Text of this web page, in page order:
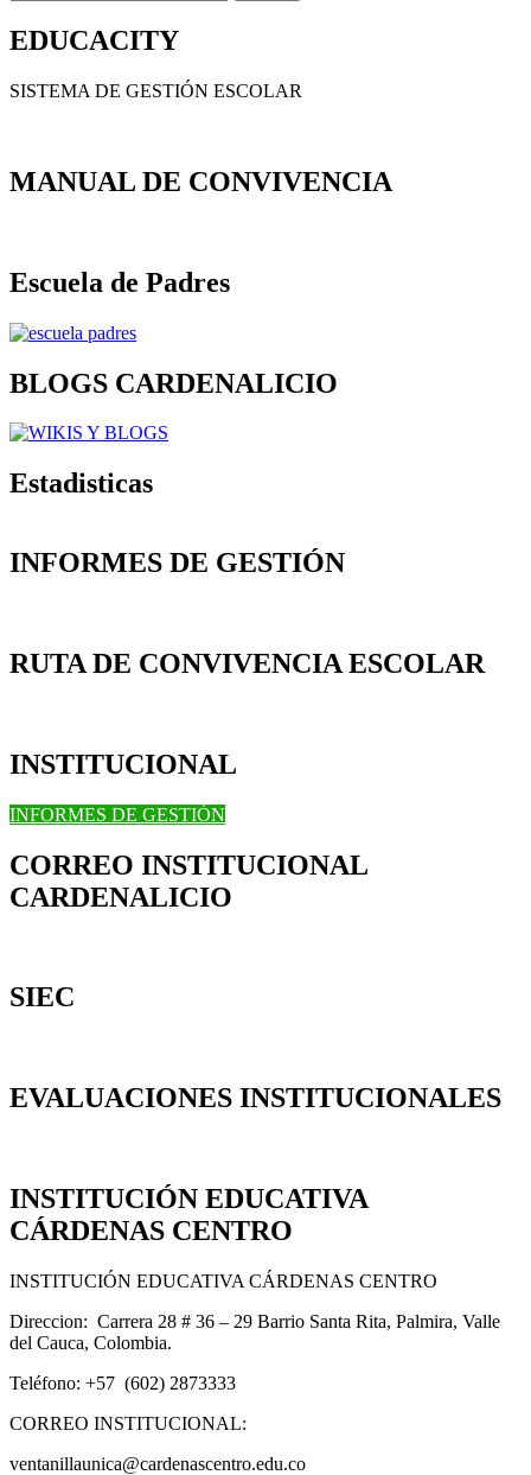
for:
EDUCACITY
SISTEMA DE GESTIÓN ESCOLAR
MANUAL DE CONVIVENCIA
Escuela de Padres
BLOGS CARDENALICIO
Estadisticas
INFORMES DE GESTIÓN
RUTA DE CONVIVENCIA ESCOLAR
INSTITUCIONAL
INFORMES DE GESTIÓN
CORREO INSTITUCIONAL
CARDENALICIO
SIEC
EVALUACIONES INSTITUCIONALES
INSTITUCIÓN EDUCATIVA
CÁRDENAS CENTRO
INSTITUCIÓN EDUCATIVA CÁRDENAS CENTRO
Direccion: Carrera 28 # 36 – 29 Barrio Santa Rita, Palmira, Valle
del Cauca, Colombia.
Teléfono: +57 (602) 2873333
CORREO INSTITUCIONAL:
ventanillaunica@cardenascentro.edu.co